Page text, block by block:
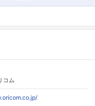
コム